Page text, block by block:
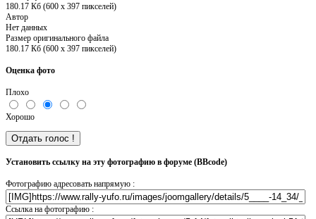
180.17 Кб (600 x 397 пикселей)
Автор
Нет данных
Размер оригинального файла
180.17 Кб (600 x 397 пикселей)
Оценка фото
Плохо
Хорошо
Установить ссылку на эту фотографию в форуме (BBcode)
Фотографию адресовать напрямую :
Ссылка на фотографию :